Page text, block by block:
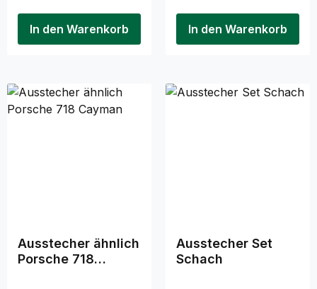
In den Warenkorb In den Warenkorb
Ausstecher ähnlich
Porsche 718
Ausstecher Set
Schach